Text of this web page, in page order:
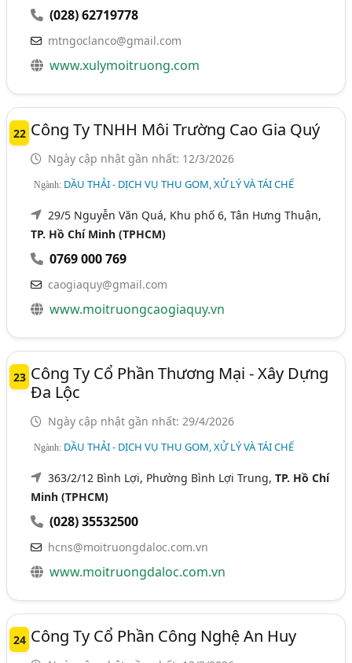
(028) 62719778
mtngoclanco@gmail.com
www.xulymoitruong.com
22 Công Ty TNHH Môi Trường Cao Gia Quý
Ngày cập nhật gần nhất: 12/3/2026
Ngành: DẦU THẢI - DỊCH VỤ THU GOM, XỬ LÝ VÀ TÁI CHẾ
29/5 Nguyễn Văn Quá, Khu phố 6, Tân Hưng Thuận,
TP. Hồ Chí Minh (TPHCM)
0769 000 769
caogiaquy@gmail.com
www.moitruongcaogiaquy.vn
23 Công Ty Cổ Phần Thương Mại - Xây Dựng
Đa Lộc
Ngày cập nhật gần nhất: 29/4/2026
Ngành: DẦU THẢI - DỊCH VỤ THU GOM, XỬ LÝ VÀ TÁI CHẾ
363/2/12 Bình Lợi, Phường Bình Lợi Trung,TP. Hồ Chí
Minh (TPHCM)
(028) 35532500
hcns@moitruongdaloc.com.vn
www.moitruongdaloc.com.vn
24 Công Ty Cổ Phần Công Nghệ An Huy